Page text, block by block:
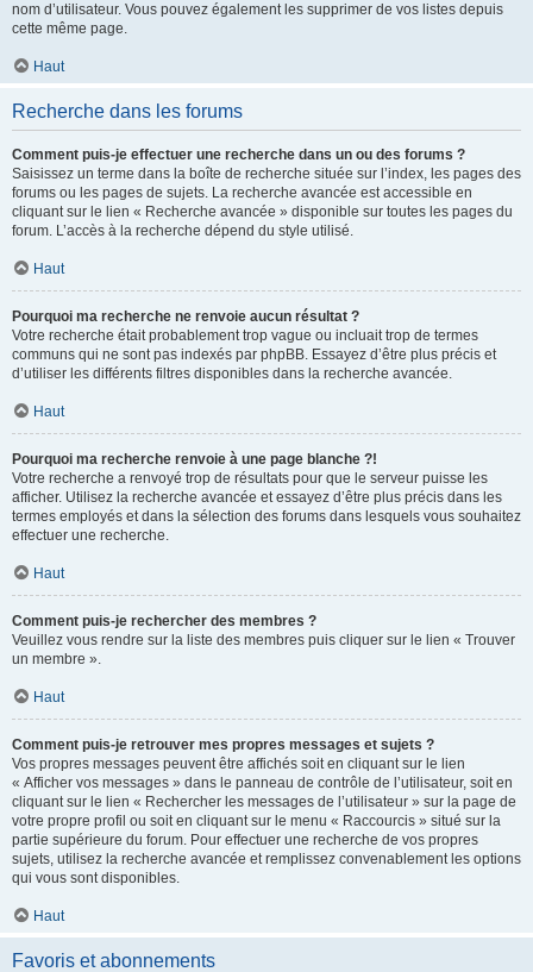
nom d’utilisateur. Vous pouvez également les supprimer de vos listes depuis
cette même page.
Haut
Recherche dans les forums
Comment puis-je effectuer une recherche dans un ou des forums ?
Saisissez un terme dans la boîte de recherche située sur l’index, les pages des
forums ou les pages de sujets. La recherche avancée est accessible en
cliquant sur le lien « Recherche avancée » disponible sur toutes les pages du
forum. L’accès à la recherche dépend du style utilisé.
Haut
Pourquoi ma recherche ne renvoie aucun résultat ?
Votre recherche était probablement trop vague ou incluait trop de termes
communs qui ne sont pas indexés par phpBB. Essayez d’être plus précis et
d’utiliser les différents filtres disponibles dans la recherche avancée.
Haut
Pourquoi ma recherche renvoie à une page blanche ?!
Votre recherche a renvoyé trop de résultats pour que le serveur puisse les
afficher. Utilisez la recherche avancée et essayez d’être plus précis dans les
termes employés et dans la sélection des forums dans lesquels vous souhaitez
effectuer une recherche.
Haut
Comment puis-je rechercher des membres ?
Veuillez vous rendre sur la liste des membres puis cliquer sur le lien « Trouver
un membre ».
Haut
Comment puis-je retrouver mes propres messages et sujets ?
Vos propres messages peuvent être affichés soit en cliquant sur le lien
« Afficher vos messages » dans le panneau de contrôle de l’utilisateur, soit en
cliquant sur le lien « Rechercher les messages de l’utilisateur » sur la page de
votre propre profil ou soit en cliquant sur le menu « Raccourcis » situé sur la
partie supérieure du forum. Pour effectuer une recherche de vos propres
sujets, utilisez la recherche avancée et remplissez convenablement les options
qui vous sont disponibles.
Haut
Favoris et abonnements